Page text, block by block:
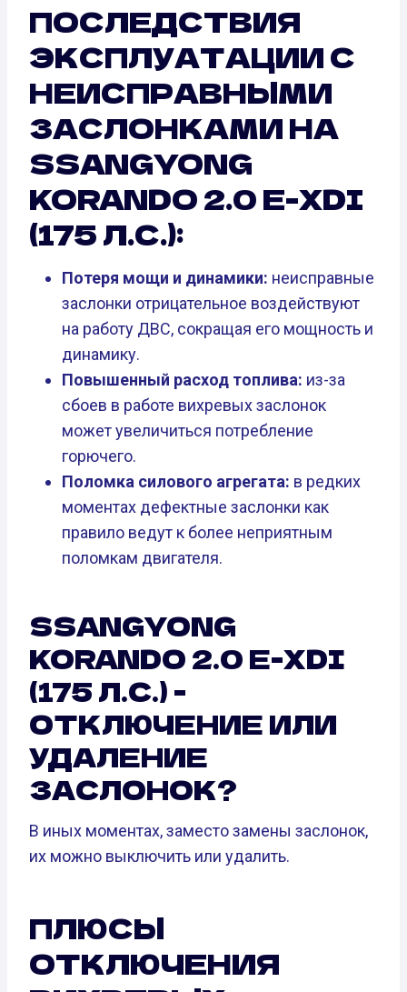
ПОСЛЕДСТВИЯ
ЭКСПЛУАТАЦИИ С
НЕИСПРАВНЫМИ
ЗАСЛОНКАМИ НА
SSANGYONG
KORANDO 2.0 E-XDI
(175 Л.С.):
Потеря мощи и динамики: неисправные
заслонки отрицательное воздействуют
на работу ДВС, сокращая его мощность и
динамику.
Повышенный расход топлива: из-за
сбоев в работе вихревых заслонок
может увеличиться потребление
горючего.
Поломка силового агрегата: в редких
моментах дефектные заслонки как
правило ведут к более неприятным
поломкам двигателя.
SSANGYONG
KORANDO 2.0 E-XDI
(175 Л.С.) -
ОТКЛЮЧЕНИЕ ИЛИ
УДАЛЕНИЕ
ЗАСЛОНОК?
В иных моментах, заместо замены заслонок,
их можно выключить или удалить.
ПЛЮСЫ
ОТКЛЮЧЕНИЯ